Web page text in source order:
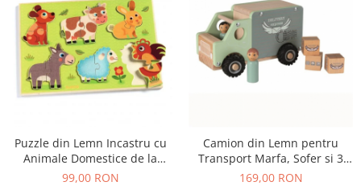
Puzzle din Lemn Incastru cu
Animale Domestice de la
Ferma, 12 Piese
99,00 RON
Camion din Lemn pentru
Transport Marfa, Sofer si 3
Colete, 18+ Luni
169,00 RON